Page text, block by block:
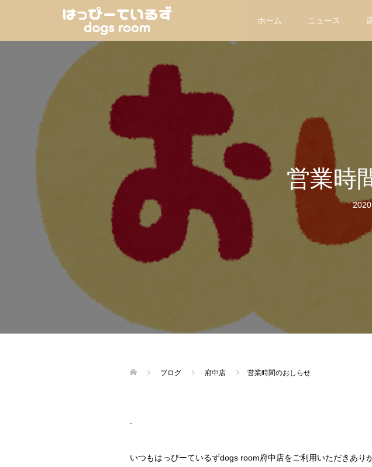
ホーム ニュース
営業時
ブログ 府中店 営業時間のおしらせ
いつもはっぴーているずdogs room府中店をご利用いただきあり